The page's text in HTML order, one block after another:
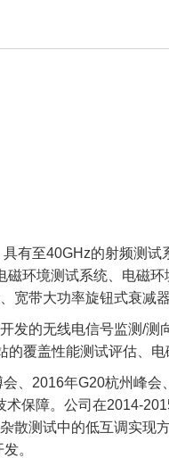
有至40GHz的射频测试
磁环境测试系统、电磁
宽带大功率旋钮式衰减器
的无线电信号监测/测
覆盖性能测试评估、电
、2016年G20杭州峰
保障。公司在2014-
散测试中的低互调实现
。